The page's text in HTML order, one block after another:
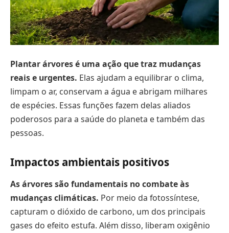
Plantar árvores é uma ação que traz mudanças
reais e urgentes. Elas ajudam a equilibrar o clima,
limpam o ar, conservam a água e abrigam milhares
de espécies. Essas funções fazem delas aliados
poderosos para a saúde do planeta e também das
pessoas.
Impactos ambientais positivos
As árvores são fundamentais no combate às
mudanças climáticas. Por meio da fotossíntese,
capturam o dióxido de carbono, um dos principais
gases do efeito estufa. Além disso, liberam oxigênio